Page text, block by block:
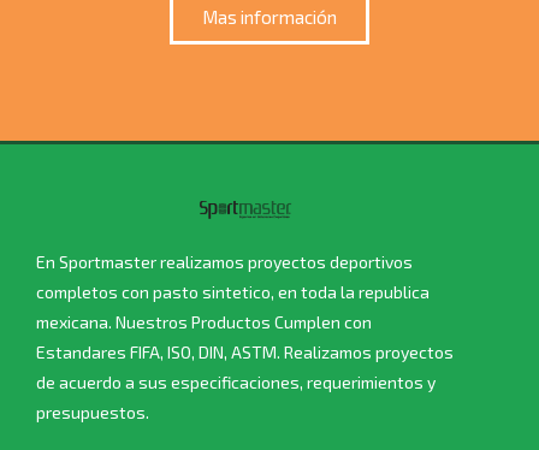
Mas información
En Sportmaster realizamos proyectos deportivos
completos con pasto sintetico, en toda la republica
mexicana. Nuestros Productos Cumplen con
Estandares FIFA, ISO, DIN, ASTM. Realizamos proyectos
de acuerdo a sus especificaciones, requerimientos y
presupuestos.